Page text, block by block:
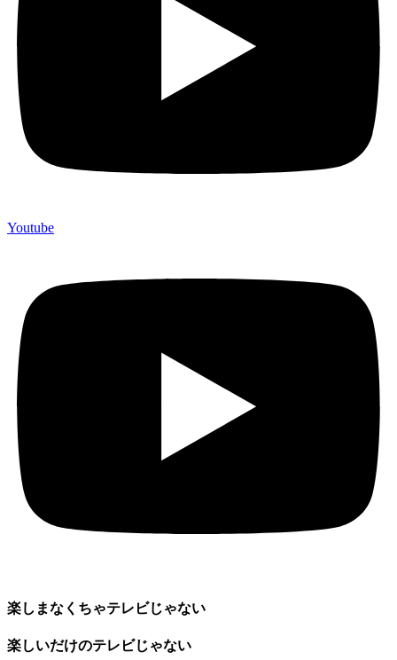
Youtube
楽しまなくちゃテレビじゃない
楽しいだけのテレビじゃない